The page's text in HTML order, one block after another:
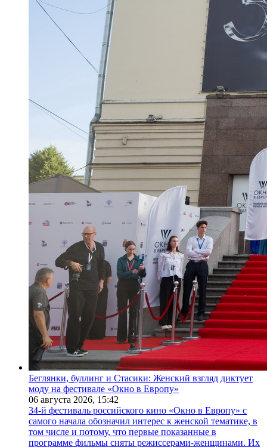
Беглянки, буллинг и Стасики: Женский взгляд диктует
моду на фестивале «Окно в Европу»
06 августа 2026, 15:42
34-й фестиваль российского кино «Окно в Европу» с
самого начала обозначил интерес к женской тематике, в
том числе и потому, что первые показанные в
программе фильмы сняты режиссерами-женщинами. Их